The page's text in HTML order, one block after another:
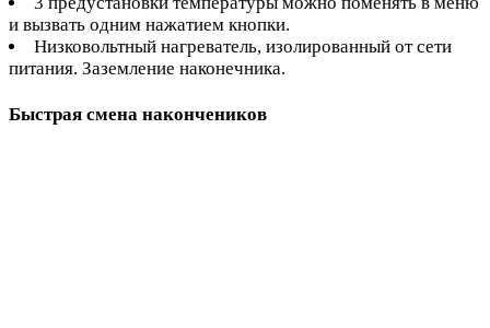
и вызвать одним нажатием кнопки.
Низковольтный нагреватель, изолированный от сети
питания. Заземление наконечника.
Быстрая смена накончеников